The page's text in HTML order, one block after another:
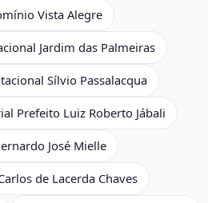
Vista Alegre
Jardim das Palmeiras
Sílvio Passalacqua
Prefeito Luiz Roberto Jábali
José Mielle
de Lacerda Chaves